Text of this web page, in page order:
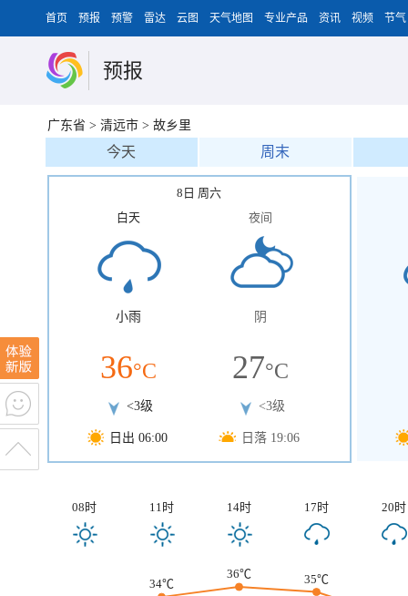
首页 预报 预警 雷达 云图 天气地图 专业产品 资讯 视频 节气
预报
广东省 > 清远市 > 故乡里
今天 周末
8日 周六
白天
小雨
36°C
<3级
日出 06:00
夜间
阴
27°C
<3级
日落 19:06
08时 11时 14时 17时 20时
34℃
36℃
35℃